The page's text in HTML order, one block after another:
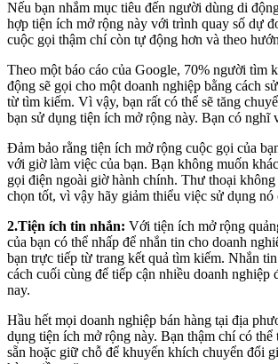
Nếu bạn nhắm mục tiêu đến người dùng di
hợp tiện ích mở rộng này với trình quay số dự
cuộc gọi thậm chí còn tự động hơn và theo
Theo một báo cáo của Google, 70% người tìm
động sẽ gọi cho một doanh nghiệp bằng cách
từ tìm kiếm. Vì vậy, bạn rất có thể sẽ tăng
bạn sử dụng tiện ích mở rộng này. Bạn có nghĩ
Đảm bảo rằng tiện ích mở rộng cuộc gọi của
với giờ làm việc của bạn. Bạn không muốn
gọi điện ngoài giờ hành chính. Thư thoại
chọn tốt, vì vậy hãy giảm thiểu việc sử dụng nó
2.Tiện ích tin nhắn: Với tiện ích mở rộng
của bạn có thể nhấp để nhắn tin cho doanh
bạn trực tiếp từ trang kết quả tìm kiếm. Nhắn
cách cuối cùng để tiếp cận nhiều doanh nghiệp
nay.
Hầu hết mọi doanh nghiệp bán hàng tại địa
dụng tiện ích mở rộng này. Bạn thậm chí có thể
sẵn hoặc giữ chỗ để khuyến khích chuyển đổi